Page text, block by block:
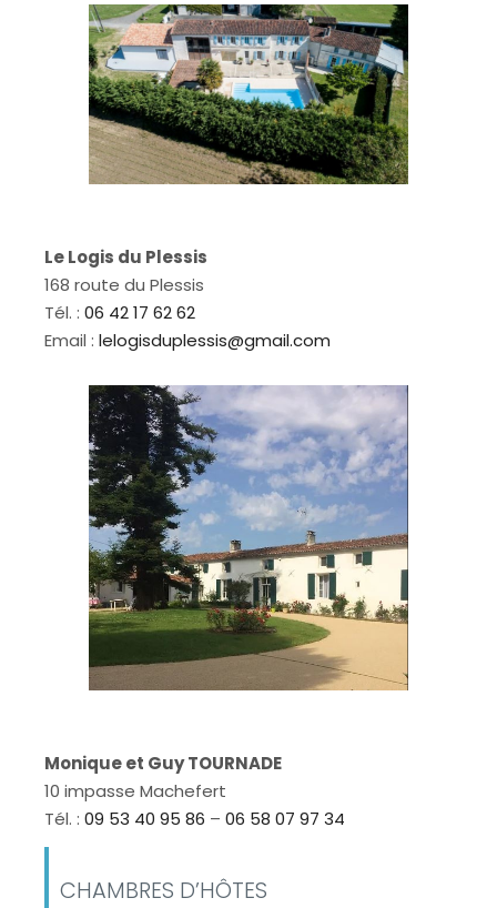
Le Logis du Plessis
168 route du Plessis
Tél. : 06 42 17 62 62
Email : lelogisduplessis@gmail.com
Monique et Guy TOURNADE
10 impasse Machefert
Tél. : 09 53 40 95 86 – 06 58 07 97 34
CHAMBRES D’HÔTES